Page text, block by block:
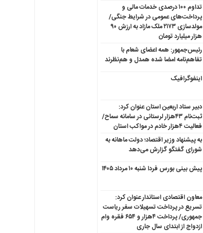
تداوم ۱۰۰ درصدی خدمات مالی و
پرداخت‌های عمومی در شرایط جنگی/
مولدسازی ۲۱۷۳ ملک مازاد به ارزش ۹۰
هزار میلیارد تومان
رئیس‌جمهور: همه اعضای شعام با
تفاهم‌نامه امضا شده همدل و هم‌نظرند
اینفوگرافیک
دبیر ستاد اربعین استان عنوان کرد:
ثبت‌نام ۴۳هزار لرستانی در سامانه سماح/
فعالیت ۴هزار خادم در مواکب استان
به پیشنهاد وزیر اقتصاد؛ دولت ماهانه به
شورای گفتگو گزارش می‌دهد
پیش بینی بورس فردا شنبه ۱۰ مرداد ۱۴۰۵
معاون اقتصادی استاندار عنوان کرد:
تسریع در پرداخت تسهیلات سفر ریاست
جمهوری/ پرداخت ۴هزار و ۶۵۴ فقره وام
ازدواج از ابتدای سال جاری